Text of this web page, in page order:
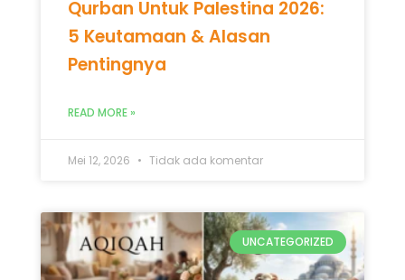
Qurban Untuk Palestina 2026:
5 Keutamaan & Alasan
Pentingnya
READ MORE »
Mei 12, 2026 Tidak ada komentar
UNCATEGORIZED